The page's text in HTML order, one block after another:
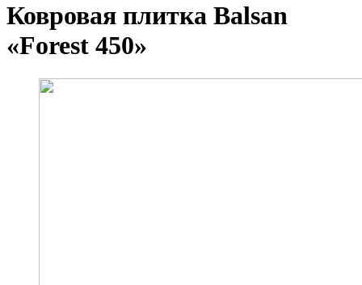
Ковровая плитка Balsan
«Forest 450»